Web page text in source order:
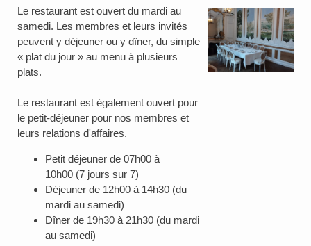
Le restaurant est ouvert du mardi au
samedi. Les membres et leurs invités
peuvent y déjeuner ou y dîner, du simple
« plat du jour » au menu à plusieurs
plats.
Le restaurant est également ouvert pour
le petit-déjeuner pour nos membres et
leurs relations d'affaires.
Petit déjeuner de 07h00 à
10h00 (7 jours sur 7)
Déjeuner de 12h00 à 14h30 (du
mardi au samedi)
Dîner de 19h30 à 21h30 (du mardi
au samedi)